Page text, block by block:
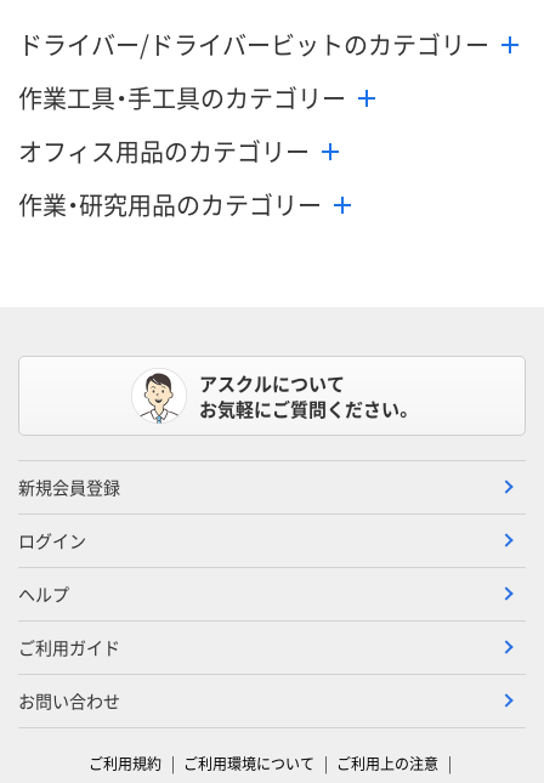
カゴへ カゴへ
販売停止中で
ドライバー/ドライバービットのカテゴリー
作業工具・手工具のカテゴリー
オフィス用品のカテゴリー
作業・研究用品のカテゴリー
アスクルについて
お気軽にご質問ください。
新規会員登録
ログイン
ヘルプ
ご利用ガイド
お問い合わせ
ご利用規約 ご利用環境について ご利用上の注意